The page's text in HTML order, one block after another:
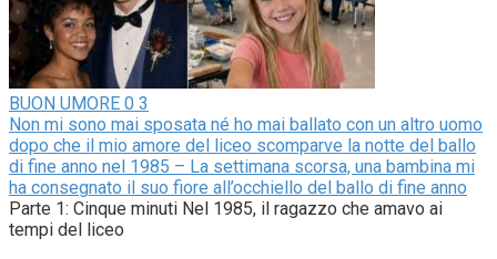
BUON UMORE 0 3
Non mi sono mai sposata né ho mai ballato con un altro uomo
dopo che il mio amore del liceo scomparve la notte del ballo
di fine anno nel 1985 – La settimana scorsa, una bambina mi
ha consegnato il suo fiore all’occhiello del ballo di fine anno
Parte 1: Cinque minuti Nel 1985, il ragazzo che amavo ai
tempi del liceo